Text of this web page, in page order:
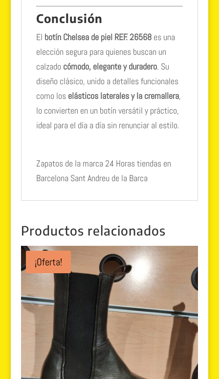
Conclusión
El botín Chelsea de piel REF. 26568es una
elección segura para quienes buscan un
calzado cómodo, elegante y duradero. Su
diseño clásico, unido a detalles funcionales
como los elásticos laterales y la cremallera,
lo convierten en un botín versátil y práctico,
ideal para el día a día sin renunciar al estilo.
Zapatos de la marca 24 Horas tiendas en
Barcelona Sant Andreu de la Barca
Productos relacionados
¡Oferta!